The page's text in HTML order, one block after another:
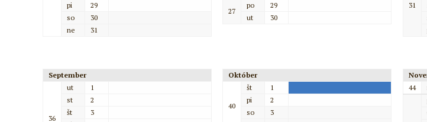
pi
29
so
30
ne
31
27
po
29
ut
30
31
September
36
ut
1
st
2
št
3
Október
40
št
1
pi
2
so
3
44